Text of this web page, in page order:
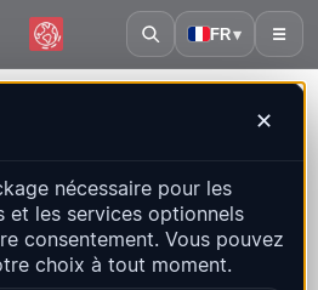
FR▾ ☰
✕
nécessaire pour les
et les services optionnels
consentement. Vous pouvez
choix à tout moment.
et événements récents
Derniers dans ce pays